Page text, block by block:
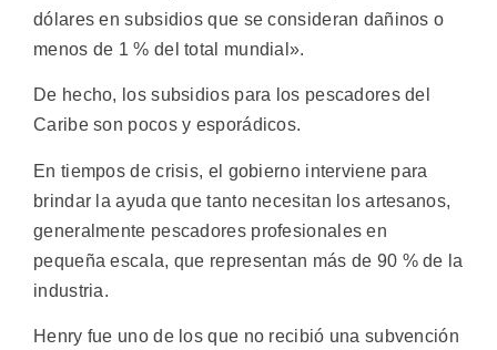
dólares en subsidios que se consideran dañinos o
menos de 1 % del total mundial».
De hecho, los subsidios para los pescadores del
Caribe son pocos y esporádicos.
En tiempos de crisis, el gobierno interviene para
brindar la ayuda que tanto necesitan los artesanos,
generalmente pescadores profesionales en
pequeña escala, que representan más de 90 % de la
industria.
Henry fue uno de los que no recibió una subvención